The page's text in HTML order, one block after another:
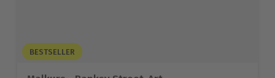
BESTSELLER